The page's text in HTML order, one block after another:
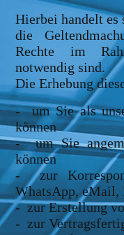
Hierbei handelt
die
Rechte im
notwendig sind.
Die Erhebung
- um Sie als
können
- um Sie
können
- zur
WhatsApp, eMail,
- zur Erstellung
- zur